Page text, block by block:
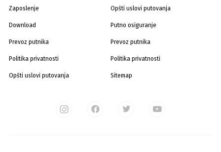
Zaposlenje
Download
Prevoz putnika
Politika privatnosti
Opšti uslovi putovanja
Opšti uslovi putovanja
Putno osiguranje
Prevoz putnika
Politika privatnosti
Sitemap